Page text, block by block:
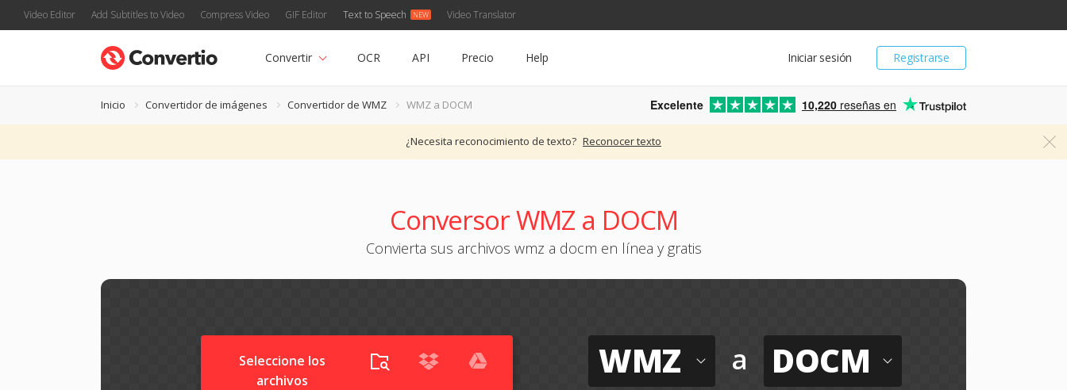
Video Editor Add Subtitles to Video Compress Video GIF Editor Text to Speech Video Translator
Registrarse
Iniciar sesión
Convertir OCR API Precio Help
Inicio Convertidor de imágenes Convertidor de WMZ WMZ a DOCM Excelente 10,220 reseñas en
¿Necesita reconocimiento de texto? Reconocer texto
Conversor WMZ a DOCM
Convierta sus archivos wmz a docm en línea y gratis
Seleccione los
archivos
WMZ a DOCM